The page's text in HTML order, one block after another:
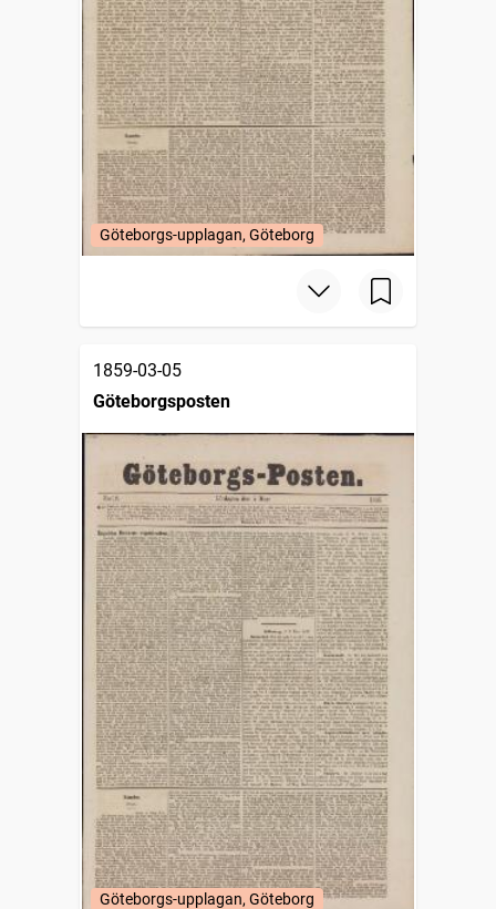
Göteborgs-upplagan, Göteborg
1859-03-05
Göteborgsposten
Göteborgs-upplagan, Göteborg